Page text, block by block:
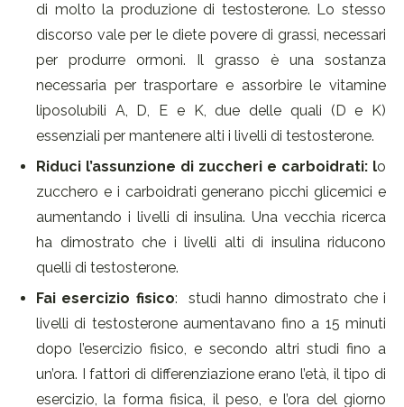
di molto la produzione di testosterone. Lo stesso
discorso vale per le diete povere di grassi, necessari
per produrre ormoni. Il grasso è una sostanza
necessaria per trasportare e assorbire le vitamine
liposolubili A, D, E e K, due delle quali (D e K)
essenziali per mantenere alti i livelli di testosterone.
Riduci l’assunzione di zuccheri e carboidrati: lo
zucchero e i carboidrati generano picchi glicemici e
aumentando i livelli di insulina. Una vecchia ricerca
ha dimostrato che i livelli alti di insulina riducono
quelli di testosterone.
Fai esercizio fisico: studi hanno dimostrato che i
livelli di testosterone aumentavano fino a 15 minuti
dopo l’esercizio fisico, e secondo altri studi fino a
un’ora. I fattori di differenziazione erano l’età, il tipo di
esercizio, la forma fisica, il peso, e l’ora del giorno